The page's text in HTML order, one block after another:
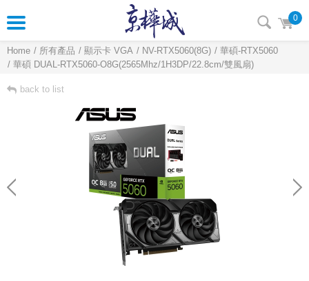
0
Home 所有產品 顯示卡 VGA NV-RTX5060(8G)
華碩-RTX5060
華碩 DUAL-RTX5060-O8G(2565Mhz/1H3DP/22.8cm/雙風扇)
back to list